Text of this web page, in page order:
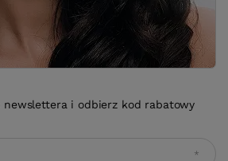
newslettera i odbierz kod rabatowy